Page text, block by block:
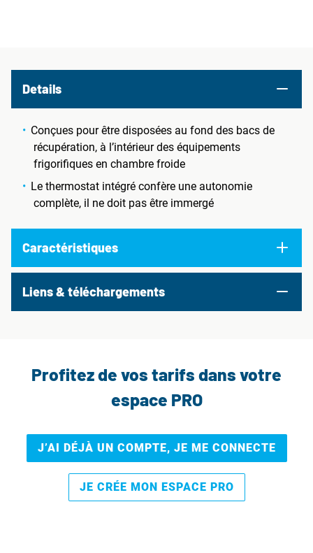
Details
Conçues pour être disposées au fond des bacs de
récupération, à l’intérieur des équipements
frigorifiques en chambre froide
Le thermostat intégré confère une autonomie
complète, il ne doit pas être immergé
Caractéristiques
Liens & téléchargements
Profitez de vos tarifs dans votre
espace PRO
J’AI DÉJÀ UN COMPTE, JE ME CONNECTE
JE CRÉE MON ESPACE PRO